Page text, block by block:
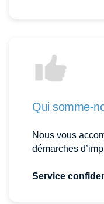
Qui somme-
Nous vous
démarches
Service